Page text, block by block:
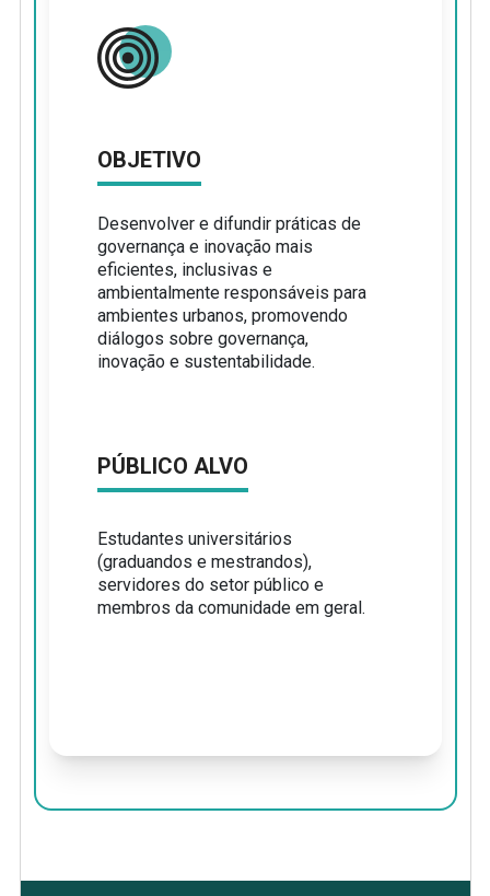
OBJETIVO
Desenvolver e difundir práticas de
governança e inovação mais
eficientes, inclusivas e
ambientalmente responsáveis para
ambientes urbanos, promovendo
diálogos sobre governança,
inovação e sustentabilidade.
PÚBLICO ALVO
Estudantes universitários
(graduandos e mestrandos),
servidores do setor público e
membros da comunidade em geral.